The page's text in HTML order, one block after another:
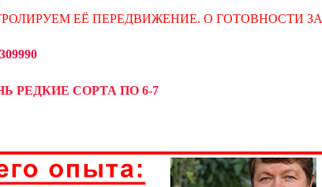
ЕЁ ПЕРЕДВИЖЕНИЕ. О ГОТОВНОСТИ
РЕДКИЕ СОРТА ПО 6-7